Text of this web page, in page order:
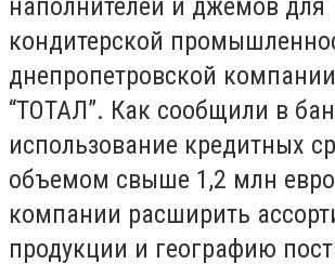
наполнителей и джемов для
кондитерской
днепропетровской
“ТОТАЛ”. Как сообщили в
использование кредитных
объемом свыше 1,2 млн
компании расширить
продукции и географию